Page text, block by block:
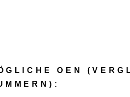
OEN